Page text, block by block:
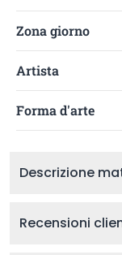
Zona giorno
Artista
Forma d'arte
Descrizione
Recensioni